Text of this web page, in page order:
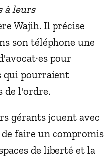
à leurs
Wajih. Il précise
son téléphone une
pour
qui pourraient
de l'ordre.
gérants jouent avec
faire un compromis
de liberté et la